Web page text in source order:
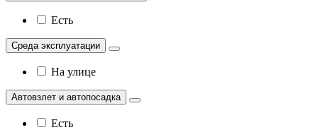
Есть
Среда эксплуатации
На улице
Автовзлет и автопосадка
Есть